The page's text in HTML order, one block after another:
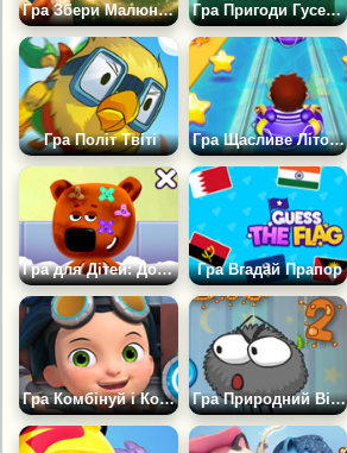
Гра Збери Малюнок за Номерами Гра Пригоди Гусениці
Гра Політ Твіті Гра Щасливе Літо на Гірках
Гра для Дітей: Догляд за ведмежам Гра Вгадай Прапор
Гра Комбінуй і Конструюй Гра Природний Відбір 2